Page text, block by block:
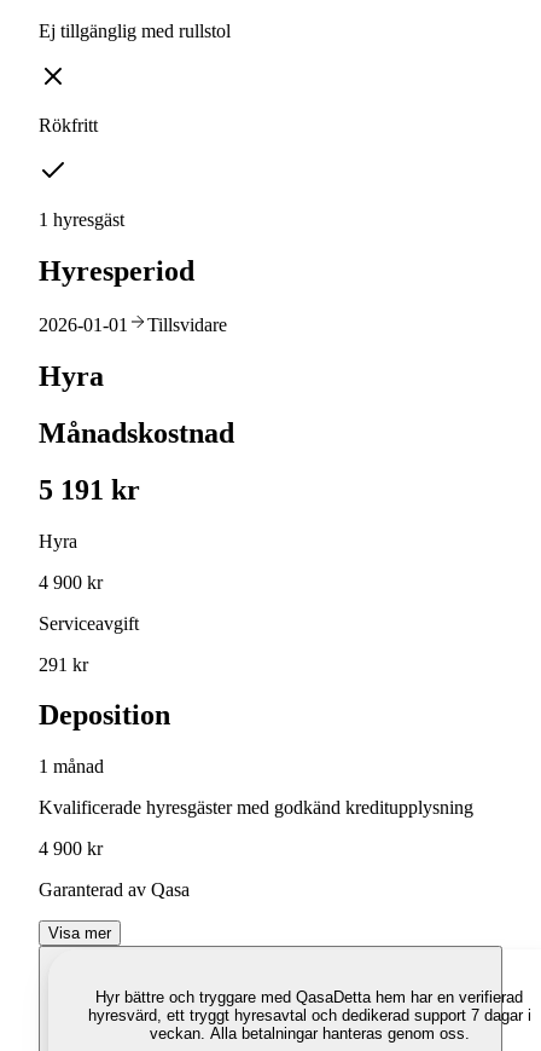
Ej tillgänglig med rullstol
Rökfritt
1 hyresgäst
Hyresperiod
2026-01-01 Tillsvidare
Hyra
Månadskostnad
5 191 kr
Hyra
4 900 kr
Serviceavgift
291 kr
Deposition
1 månad
Kvalificerade hyresgäster med godkänd kreditupplysning
4 900 kr
Garanterad av Qasa
Visa mer
Hyr bättre och tryggare med QasaDetta hem har en verifierad
hyresvärd, ett tryggt hyresavtal och dedikerad support 7 dagar i
veckan. Alla betalningar hanteras genom oss.